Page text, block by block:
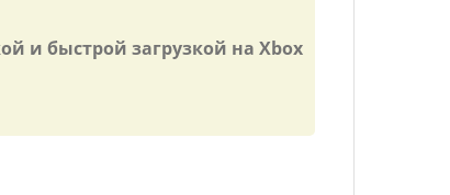
и быстрой загрузкой на Xbox